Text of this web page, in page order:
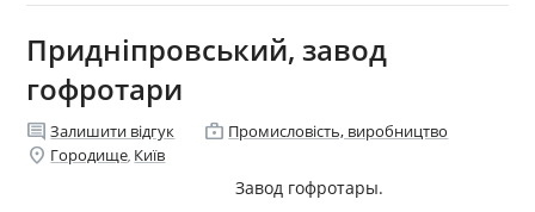
Придніпровський, завод
гофротари
comment Залишити відгук enterprise Промисловість, виробництво
location_on Городище, Київ
Завод гофротары.